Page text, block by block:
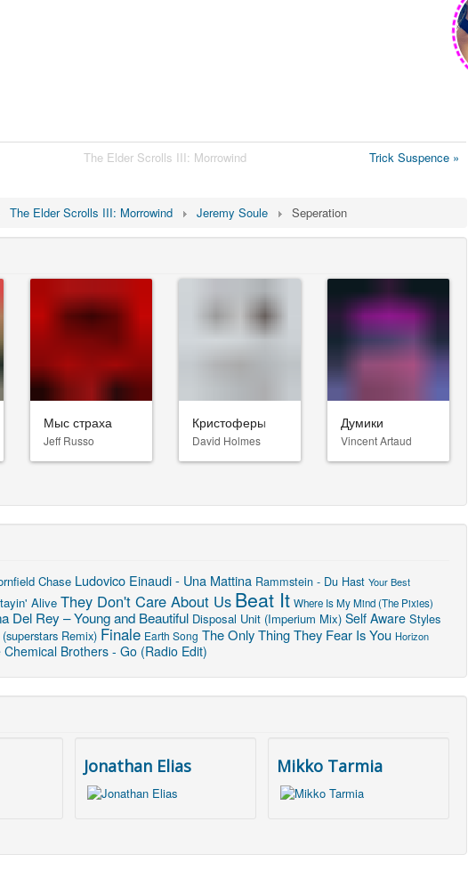
The Elder Scrolls III: Morrowind Trick Suspence »
The Elder Scrolls III: Morrowind Jeremy Soule Seperation
Мыс страха
Jeff Russo
Кристоферы
David Holmes
Думики
Vincent Artaud
Chase Ludovico Einaudi - Una Mattina Rammstein - Du Hast Your Best
Alive They Don't Care About Us Beat It Where Is My Mind (The Pixies)
Del Rey – Young and Beautiful Disposal Unit (Imperium Mix) Self Aware Styles
Remix) Finale Earth Song The Only Thing They Fear Is You Horizon
Chemical Brothers - Go (Radio Edit)
Jonathan Elias Mikko Tarmia